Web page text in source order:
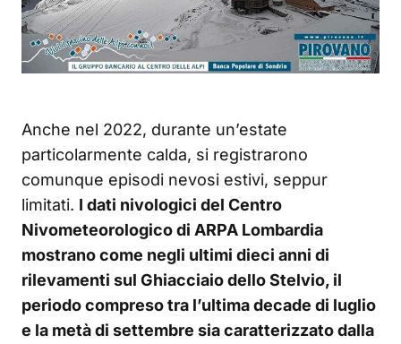
Anche nel 2022, durante un’estate
particolarmente calda, si registrarono
comunque episodi nevosi estivi, seppur
limitati. I dati nivologici del Centro
Nivometeorologico di ARPA Lombardia
mostrano come negli ultimi dieci anni di
rilevamenti sul Ghiacciaio dello Stelvio, il
periodo compreso tra l’ultima decade di luglio
e la metà di settembre sia caratterizzato dalla